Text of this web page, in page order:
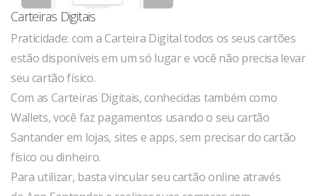
Carteiras Digitais
Praticidade: com a Carteira Digital todos os seus cartões
estão disponíveis em um só lugar e você não precisa levar
seu cartão físico.
Com as Carteiras Digitais, conhecidas também como
Wallets, você faz pagamentos usando o seu cartão
Santander em lojas, sites e apps, sem precisar do cartão
físico ou dinheiro.
Para utilizar, basta vincular seu cartão online através